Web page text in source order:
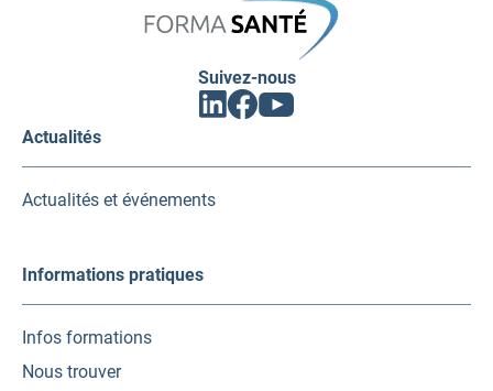
Suivez-nous
Linkedin
(ouvrir
nouvel
Facebook
(ouvrir
nouvel
Youtube
(ouvrir
nouvel
Actualités
Actualités et événements
Informations pratiques
Infos formations
Nous trouver